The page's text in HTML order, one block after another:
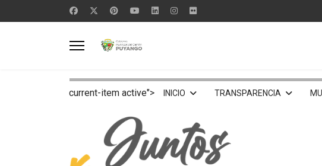
current-item active"> INICIO TRANSPARENCIA